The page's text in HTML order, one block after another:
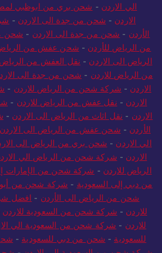
من جدة الى الاردن
شحن من جدة الى
الي الاردن
شحن بري من ابوظبي
الاردن
شحن من جدة الى الاردن
الأردن
- شحن من جدة الى الاردن شحن
من الرياض للأردن
-شحن عفش من الرياض
الرياض الى الاردن
نقل العفش من الرياض
من الرياض للاردن
شحن من جدة الى
الاردن
شركة شحن من الرياض للاردن
الاردن
- نقل عفش من الرياض للاردن
الاردن
نقل اثاث من الرياض الى الاردن
الأردن
شحن عفش من الرياض الى الاردن
الي الاردن
- شحن بري من الرياض الى
الاردن
-شركة شحن من الرياض الي
الرياض للاردن
شركة شحن من الإمارات
من دبي إلى السعودية - شركة شحن من
شحن من الرياض الى الأردن
افضل
للاردن
شركة شحن من السعودية للاردن
للاردن
-شركة شحن من السعودية الي
للسعودية
شحن من دبي للسعودية